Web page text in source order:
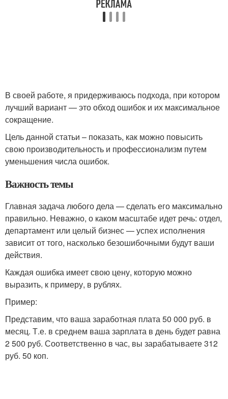
В своей работе, я придерживаюсь подхода, при котором
лучший вариант — это обход ошибок и их максимальное
сокращение.
Цель данной статьи – показать, как можно повысить
свою производительность и профессионализм путем
уменьшения числа ошибок.
Важность темы
Главная задача любого дела — сделать его максимально
правильно. Неважно, о каком масштабе идет речь: отдел,
департамент или целый бизнес — успех исполнения
зависит от того, насколько безошибочными будут ваши
действия.
Каждая ошибка имеет свою цену, которую можно
выразить, к примеру, в рублях.
Пример:
Представим, что ваша заработная плата 50 000 руб. в
месяц. Т.е. в среднем ваша зарплата в день будет равна
2 500 руб. Соответственно в час, вы зарабатываете 312
руб. 50 коп.